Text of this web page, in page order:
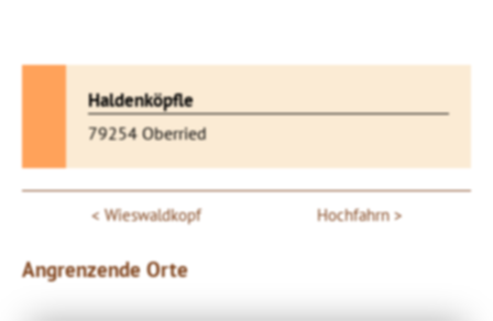
Haldenköpfle
79254 Oberried
Wieswaldkopf Hochfahrn
Angrenzende Orte